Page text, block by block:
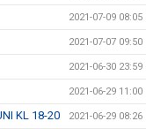
2021-07-09 08:05
2021-07-07 09:50
2021-06-30 23:59
2021-06-29 11:00
KL 18-20 2021-06-29 08:26